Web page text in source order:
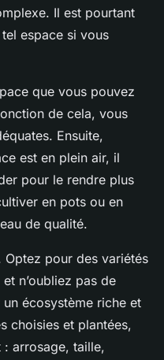
Il est pourtant
espace si vous
que vous pouvez
de cela, vous
Ensuite,
est en plein air, il
pour le rendre plus
en pots ou en
de qualité.
Optez pour des variétés
n’oubliez pas de
écosystème riche et
choisies et plantées,
: arrosage, taille,